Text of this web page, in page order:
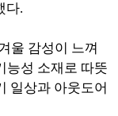
다.
울 감성이 느껴
능성 소재로 따뜻
일상과 아웃도어